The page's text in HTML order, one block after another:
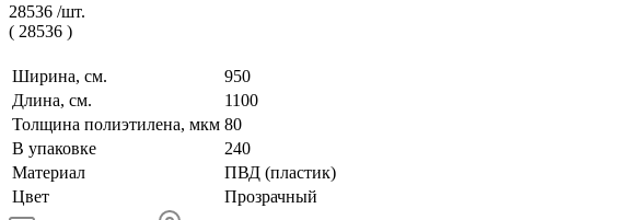
28536 /шт.
( 28536 )
Ширина, см.
950
Длина, см.
1100
Толщина полиэтилена, мкм 80
В упаковке
240
Материал
ПВД (пластик)
Цвет
Прозрачный